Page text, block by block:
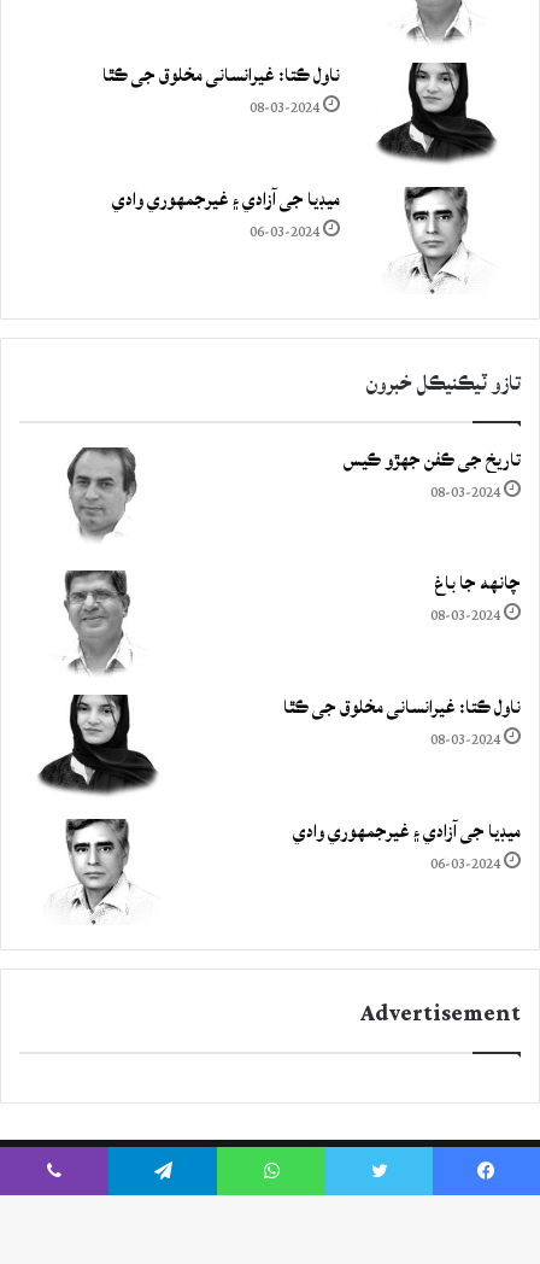
ناول ڪتا: غيرانساني مخلوق جي ڪٿا
08-03-2024
ميڊيا جي آزادي ۽ غيرجمھوري وادي
06-03-2024
تازو ٽيڪنيڪل خبرون
تاريخ جي ڪفن جھڙو ڪيس
08-03-2024
چانهه جا باغ
08-03-2024
ناول ڪتا: غيرانساني مخلوق جي ڪٿا
08-03-2024
ميڊيا جي آزادي ۽ غيرجمھوري وادي
06-03-2024
Advertisement
Facebook
Twitter
YouTube
Instagram Facebook
Twitter
WhatsApp
Telegram
Viber